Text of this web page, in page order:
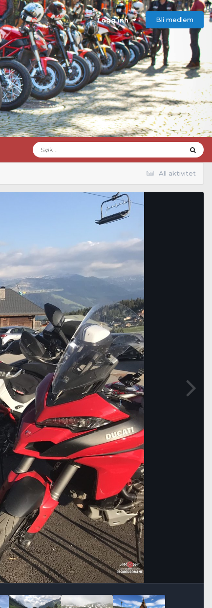
Logg inn Bli medlem
All aktivitet
Bildeverktøy